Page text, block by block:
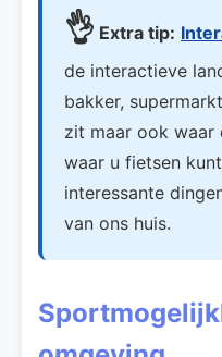
👌 Extra tip:
de interactieve
bakker,
zit maar ook waar
waar u fietsen
interessante
van ons huis.